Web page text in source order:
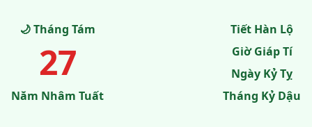
🌙 Tháng Tám
27
Năm Nhâm Tuất
Tiết Hàn Lộ
Giờ Giáp Tí
Ngày Kỷ Tỵ
Tháng Kỷ Dậu